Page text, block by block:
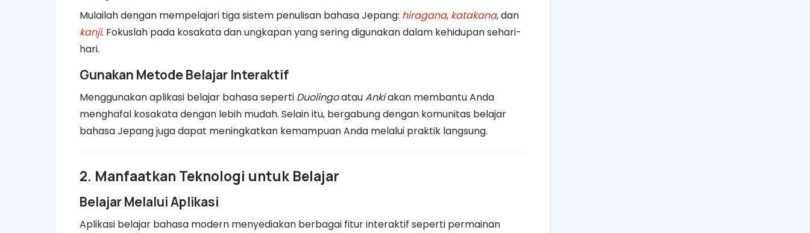
Mulailah dengan mempelajari tiga sistem penulisan bahasa Jepang: hiragana, katakana, dan
kanji. Fokuslah pada kosakata dan ungkapan yang sering digunakan dalam kehidupan sehari-
hari.
Gunakan Metode Belajar Interaktif
Menggunakan aplikasi belajar bahasa seperti DuolingoatauAnkiakan membantu Anda
menghafal kosakata dengan lebih mudah. Selain itu, bergabung dengan komunitas belajar
bahasa Jepang juga dapat meningkatkan kemampuan Anda melalui praktik langsung.
2. Manfaatkan Teknologi untuk Belajar
Belajar Melalui Aplikasi
Aplikasi belajar bahasa modern menyediakan berbagai fitur interaktif seperti permainan